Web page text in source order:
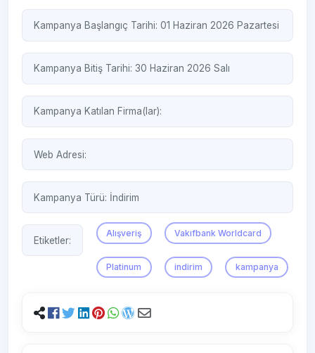
Kampanya Başlangıç Tarihi: 01 Haziran 2026 Pazartesi
Kampanya Bitiş Tarihi: 30 Haziran 2026 Salı
Kampanya Katılan Firma(lar):
Web Adresi:
Kampanya Türü: İndirim
Etiketler:
Alışveriş Vakıfbank Worldcard
Platinum indirim kampanya